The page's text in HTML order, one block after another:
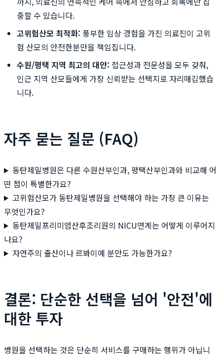
중할 수 있습니다.
고위험산모 최적화: 풍부한 임상 경험을 가진 의료진이 고위
험 산모의 안전한분만을 책임집니다.
수원/평택 지역 최고의 대안: 접근성과 전문성을 모두 갖춰,
인근 지역 산모들에게 가장 신뢰받는 선택지로 자리매김했습
니다.
자주 묻는 질문 (FAQ)
동탄제일병원은 다른 수원산부인과, 평택산부인과와 비교해 어
떤 점이 특별한가요?
고위험산모가 동탄제일병원을 선택해야 하는 가장 큰 이유는
무엇인가요?
동탄제일프리미엄산후조리원의 NICU연계는 어떻게 이루어지
나요?
자연주의 출산이나 르봐이예 분만도 가능한가요?
결론: 단순한 선택을 넘어 '안전'에
대한 투자
병원을 선택하는 것은 단순히 서비스를 구매하는 행위가 아닙니